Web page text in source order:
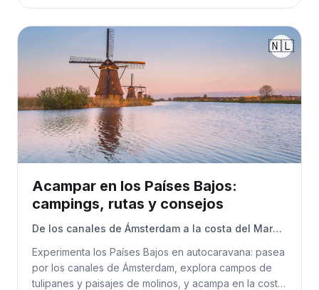
🇳🇱
Acampar en los Países Bajos:
campings, rutas y consejos
De los canales de Ámsterdam a la costa del Mar
y acampada en los Países Bajos
Experimenta los Países Bajos en autocaravana: pasea
por los canales de Ámsterdam, explora campos de
tulipanes y paisajes de molinos, y acampa en la costa